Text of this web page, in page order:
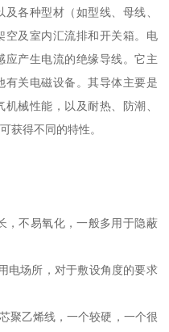
各种型材（如型线、母线、
空及室内汇流排和开关箱。电
应产生电流的绝缘导线。它主
有关电磁设备。其导体主要是
械性能，以及耐热、防潮、
获得不同的特性。
，不易氧化，一般多用于隐蔽
电场所，对于敷设角度的要求
聚乙烯线，一个较硬，一个很